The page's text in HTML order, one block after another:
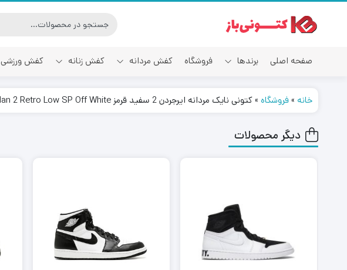
صفحه اصلی برندها
آدیداس آفوایت
فروشگاه کفش مردانه کفش زنانه کفش ورزشی
خانه »فروشگاه»کتونی نایک مردانه ایرجردن 2 سفید قرمز Air Jordan 2 Retro Low SP Off White
دیگر محصولات